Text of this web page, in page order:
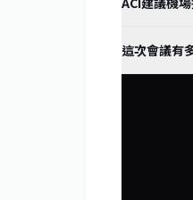
這次會議有